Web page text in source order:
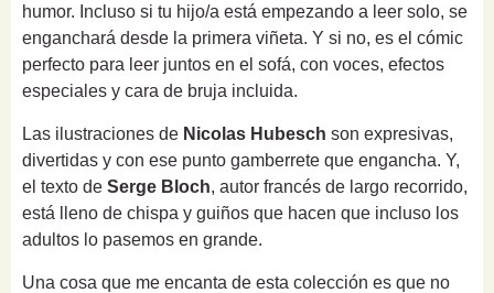
humor. Incluso si tu hijo/a está empezando a leer solo, se
enganchará desde la primera viñeta. Y si no, es el cómic
perfecto para leer juntos en el sofá, con voces, efectos
especiales y cara de bruja incluida.
Las ilustraciones de Nicolas Hubesch son expresivas,
divertidas y con ese punto gamberrete que engancha. Y,
el texto de Serge Bloch, autor francés de largo recorrido,
está lleno de chispa y guiños que hacen que incluso los
adultos lo pasemos en grande.
Una cosa que me encanta de esta colección es que no